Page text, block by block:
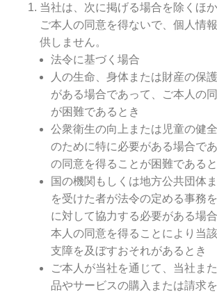
当社は、次に掲げる場合を除くほ
ご本人の同意を得ないで、個人情
供しません。
法令に基づく場合
人の生命、身体または財産の保
がある場合であって、ご本人の
が困難であるとき
公衆衛生の向上または児童の健
のために特に必要がある場合で
の同意を得ることが困難である
国の機関もしくは地方公共団体
を受けた者が法令の定める事務
に対して協力する必要がある場
本人の同意を得ることにより当
支障を及ぼすおそれがあるとき
ご本人が当社を通じて、当社ま
品やサービスの購入または請求